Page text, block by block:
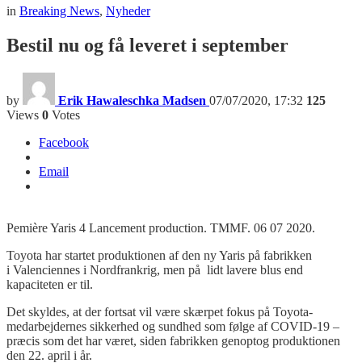
in Breaking News, Nyheder
Bestil nu og få leveret i september
by Erik Hawaleschka Madsen 07/07/2020, 17:32 125
Views 0 Votes
Facebook
Email
Pemière Yaris 4 Lancement production. TMMF. 06 07 2020.
Toyota har startet produktionen af den nyYaris på fabrikken
i Valenciennes i Nordfrankrig, men på lidt lavere blus end
kapaciteten er til.
Det skyldes, at der fortsat vil være skærpet fokus på Toyota-
medarbejdernes sikkerhed og sundhed som følge af COVID-19 –
præcis som det har været, siden fabrikken genoptog produktionen
den 22. april i år.